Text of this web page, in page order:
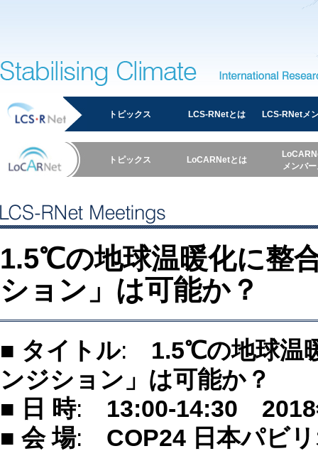
トピックス LCS-RNetとは LCS-RNetメ
トピックス LoCARNetとは
メンバー
LCS-RNet Meetings
1.5℃の地球温暖化に整
ション」は可能か？
■ タイトル: 1.5℃の地球温
ンジション」は可能か？
■ 日 時: 13:00-14:30 2018
■ 会 場: COP24 日本パビ